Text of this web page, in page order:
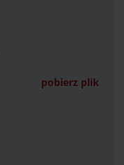
pobierz plik